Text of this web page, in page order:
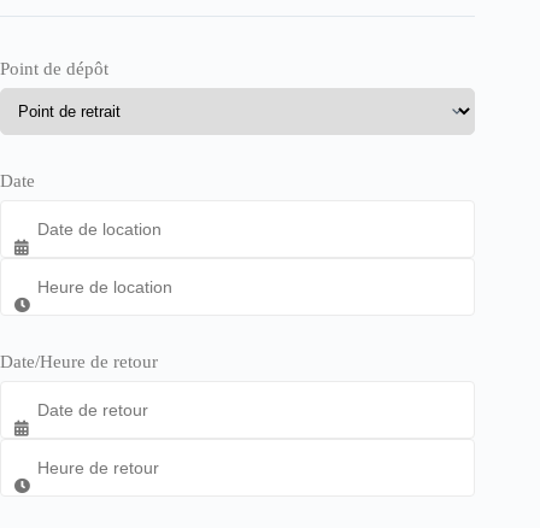
Point de dépôt
Date
Date/Heure de retour